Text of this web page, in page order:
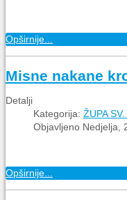
Opširnije...
Misne nakane
Detalji
Kategorija: ŽUPA
Objavljeno Nedjelja,
Opširnije...